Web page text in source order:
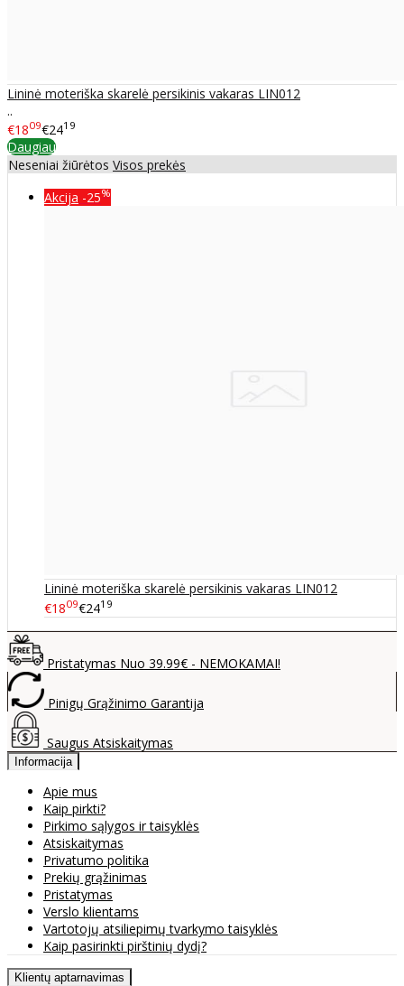
Lininė moteriška skarelė persikinis vakaras LIN012
..
€1809€2419
Daugiau
Neseniai žiūrėtos Visos prekės
Akcija -25%
Lininė moteriška skarelė persikinis vakaras LIN012
€1809€2419
Pristatymas Nuo 39.99€ - NEMOKAMAI!
Pinigų Grąžinimo Garantija
Saugus Atsiskaitymas
Informacija
Apie mus
Kaip pirkti?
Pirkimo sąlygos ir taisyklės
Atsiskaitymas
Privatumo politika
Prekių grąžinimas
Pristatymas
Verslo klientams
Vartotojų atsiliepimų tvarkymo taisyklės
Kaip pasirinkti pirštinių dydį?
Klientų aptarnavimas